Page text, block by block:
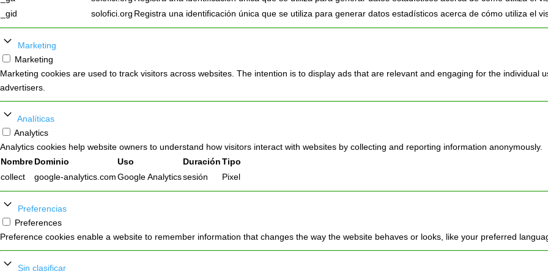
_gid
solofici.org Registra una identificación única que se utiliza para generar datos estadísticos acerca de cómo utiliza el
Marketing
Marketing
Marketing cookies are used to track visitors across websites. The intention is to display ads that are relevant and engaging for the individual
advertisers.
Analíticas
Analytics
Analytics cookies help website owners to understand how visitors interact with websites by collecting and reporting information anonymously.
NombreDominio Uso DuraciónTipo
collect
google-analytics.comGoogle Analyticssesión Pixel
Preferencias
Preferences
Preference cookies enable a website to remember information that changes the way the website behaves or looks, like your preferred
Sin clasificar